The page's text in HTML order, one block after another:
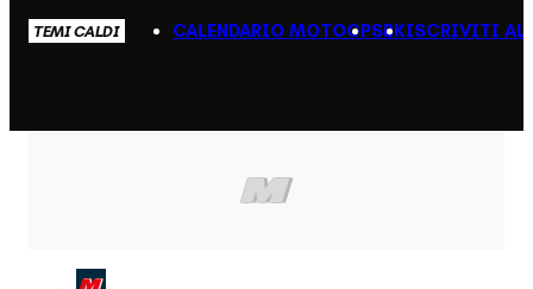
TEMI CALDI CALENDARIO MOTOGPSBKISCRIVITI AL